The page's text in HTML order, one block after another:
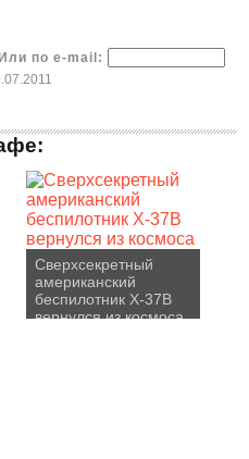
Или по e-mail:
Сверхсекретный
американский
беспилотник Х-37В
вернулся из космоса